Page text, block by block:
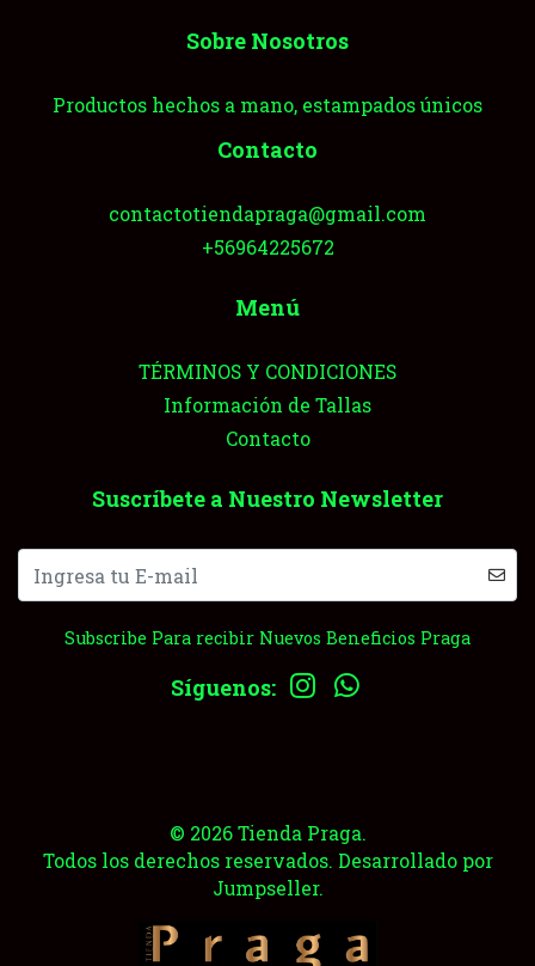
Sobre Nosotros
Productos hechos a mano, estampados únicos
Contacto
contactotiendapraga@gmail.com
+56964225672
Menú
TÉRMINOS Y CONDICIONES
Información de Tallas
Contacto
Suscríbete a Nuestro Newsletter
Subscribe Para recibir Nuevos Beneficios Praga
Síguenos:
© 2026 Tienda Praga.
Todos los derechos reservados. Desarrollado por
Jumpseller.